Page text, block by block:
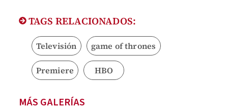
TAGS RELACIONADOS:
Televisión game of thrones
Premiere HBO
MÁS GALERÍAS